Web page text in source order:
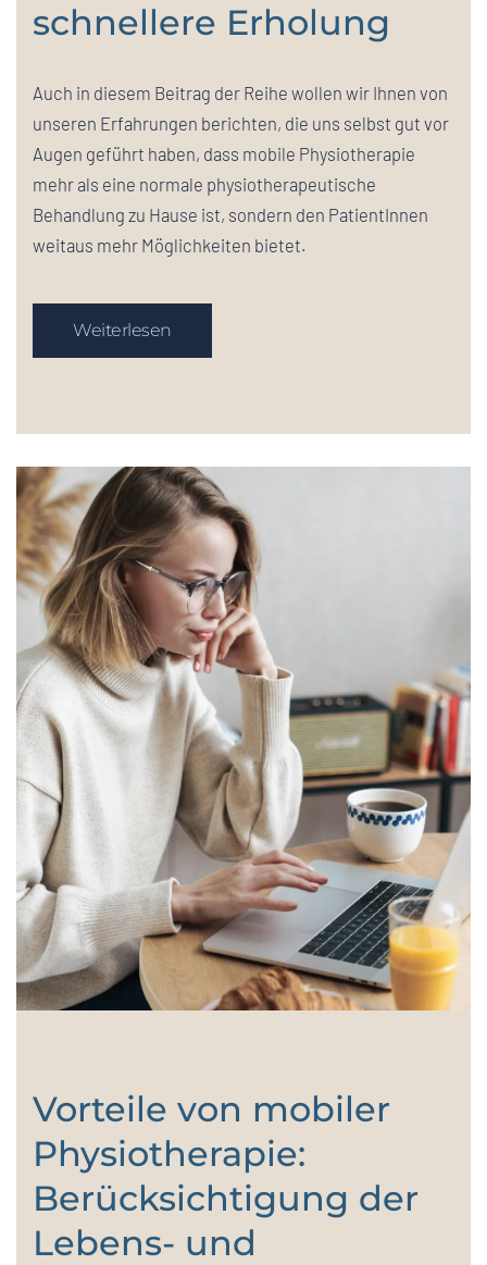
schnellere Erholung
Auch in diesem Beitrag der Reihe wollen wir Ihnen von
unseren Erfahrungen berichten, die uns selbst gut vor
Augen geführt haben, dass mobile Physiotherapie
mehr als eine normale physiotherapeutische
Behandlung zu Hause ist, sondern den PatientInnen
weitaus mehr Möglichkeiten bietet.
Weiterlesen
Vorteile von mobiler
Physiotherapie:
Berücksichtigung der
Lebens- und